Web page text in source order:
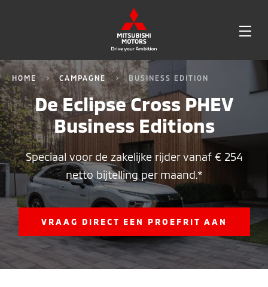
HOME CAMPAGNE BUSINESS EDITION
De Eclipse Cross PHEV
Business Editions
Speciaal voor de zakelijke rijder vanaf € 254
netto bijtelling per maand.*
VRAAG DIRECT EEN PROEFRIT AAN